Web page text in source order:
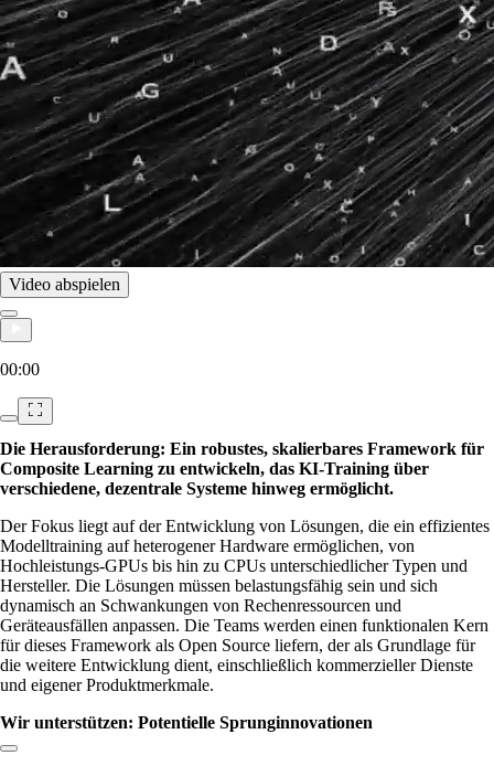
Video abspielen
00:00
Die Herausforderung: Ein robustes, skalierbares Framework für
Composite Learning zu entwickeln, das KI-Training über
verschiedene, dezentrale Systeme hinweg ermöglicht.
Der Fokus liegt auf der Entwicklung von Lösungen, die ein effizientes
Modelltraining auf heterogener Hardware ermöglichen, von
Hochleistungs-GPUs bis hin zu CPUs unterschiedlicher Typen und
Hersteller. Die Lösungen müssen belastungsfähig sein und sich
dynamisch an Schwankungen von Rechenressourcen und
Geräteausfällen anpassen. Die Teams werden einen funktionalen Kern
für dieses Framework als Open Source liefern, der als Grundlage für
die weitere Entwicklung dient, einschließlich kommerzieller Dienste
und eigener Produktmerkmale.
Wir unterstützen: Potentielle Sprunginnovationen
Link zum Abschnitt kopieren: